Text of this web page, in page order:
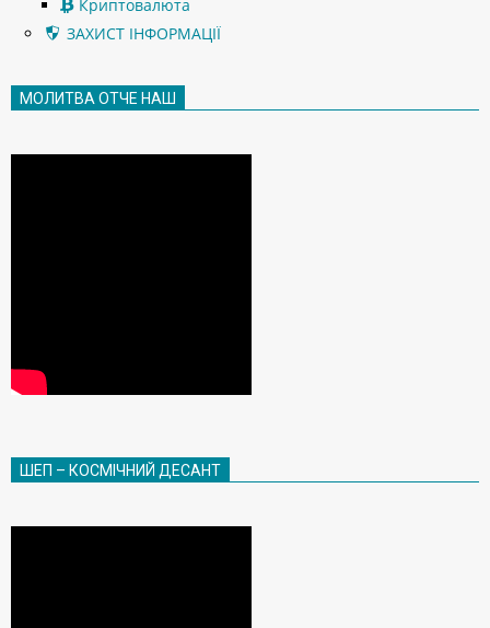
Криптовалюта
ЗАХИСТ ІНФОРМАЦІЇ
МОЛИТВА ОТЧЕ НАШ
ШЕП – КОСМІЧНИЙ ДЕСАНТ